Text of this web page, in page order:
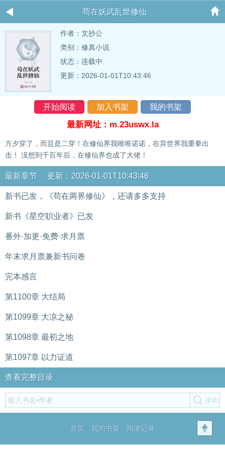
苟在妖武乱世修仙
作者： 文抄公
类别：修真小说
状态：连载中
更新：2026-01-01T10:43:46
开始阅读 加入书架 我的书架
最新网址：m.23uswx.la
方夕穿了，而且是二穿！在修仙界我唯唯诺诺，在异世界我重拳出
击！ 没想到千百年后，在修仙界也成了大佬！
最新章节 更新：2026-01-01T10:43:46
新书已发，《苟在两界修仙》，还请多多支持
新书《星空职业者》已发
番外·加更·免费·求月票
年末求月票兼新书问卷
完本感言
第1100章 大结局
第1099章 大凉之秘
第1098章 最初之地
第1097章 以力证道
查看完整目录
首页 我的书架 阅读记录